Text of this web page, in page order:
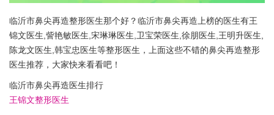
临沂市鼻尖再造整形医生那个好？临沂市鼻尖再造上榜的医生有王
锦文医生,訾艳敏医生,宋琳琳医生,卫宝荣医生,徐朋医生,王明升医生,
陈龙文医生,韩宝忠医生等整形医生，上面这些不错的鼻尖再造整形
医生推荐，大家快来看看吧！
临沂市鼻尖再造医生排行
王锦文整形医生